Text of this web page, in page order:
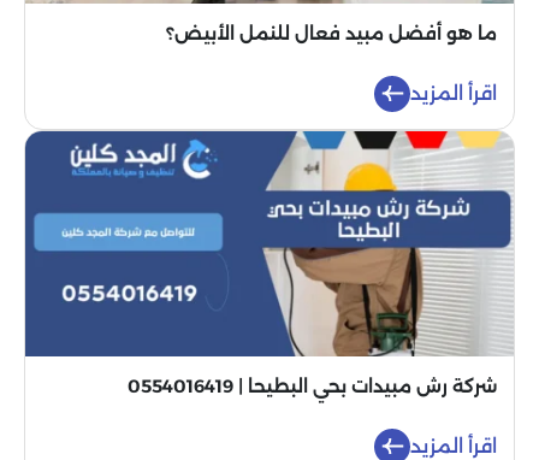
ما هو أفضل مبيد فعال للنمل الأبيض؟
اقرأ المزيد
شركة رش مبيدات بحي البطيحا | 0554016419
اقرأ المزيد